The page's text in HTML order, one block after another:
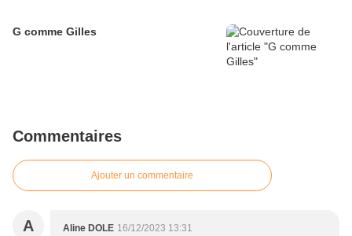
G comme Gilles
Commentaires
Ajouter un commentaire
A Aline DOLE 16/12/2023 13:31